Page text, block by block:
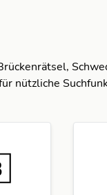
nützliche